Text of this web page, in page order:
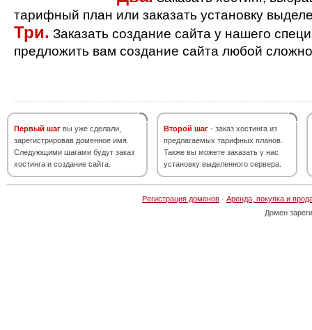
тарифный план или заказать установку
Три. Заказать создание сайта у нашего
предложить вам создание сайта любой
Первый шаг вы уже сделали,
зарегистрировав доменное имя.
Следующими шагами будут заказ
хостинга и создание сайта.
Второй шаг - заказ хостинга из
предлагаемых тарифных планов.
Также вы можете заказать у нас
установку выделенного сервера.
Регистрация доменов · Аренда, покупка и
Домен